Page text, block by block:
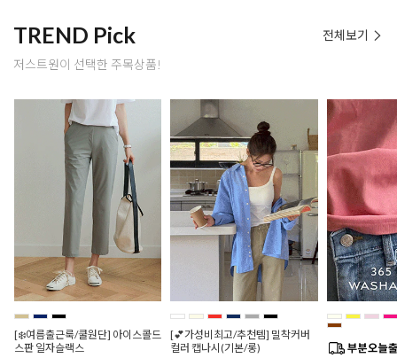
TREND Pick
저스트원이 선택한 주목상품!
전체보기
[❄️여름출근룩/쿨원단] 아이스콜드
스판 일자슬랙스
[💕가성비최고/추천템] 밀착커버
컬러 캡나시(기본/롱)